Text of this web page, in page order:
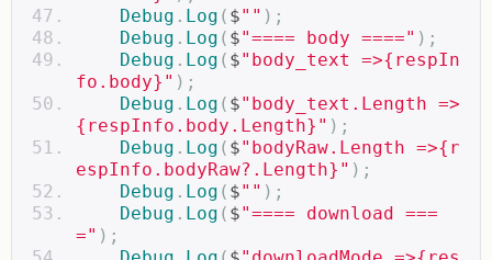
Debug . Log ( $"" );
Debug . Log ( $"==== body ====" );
Debug . Log ( $"body_text =>{respIn
fo.body}" );
Debug . Log ( $"body_text.Length =>
{respInfo.body.Length}" );
Debug . Log ( $"bodyRaw.Length =>{r
espInfo.bodyRaw?.Length}" );
Debug . Log ( $"" );
Debug . Log ( $"==== download ===
=" );